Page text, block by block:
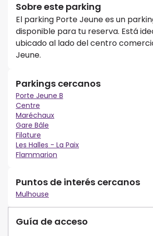
Sobre este parking
El parking Porte Jeune es un
disponible para tu reserva. Está
ubicado al lado del centro
Jeune.
Parkings cercanos
Porte Jeune B
Centre
Maréchaux
Gare Bâle
Filature
Les Halles - La Paix
Flammarion
Puntos de interés cercanos
Mulhouse
Guía de acceso